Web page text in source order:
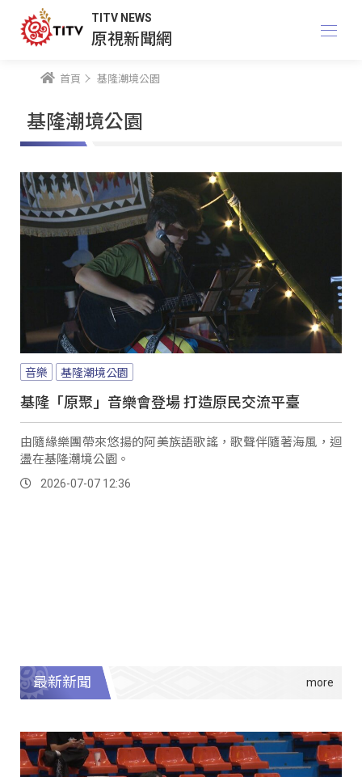
TITV NEWS
原視新聞網
首頁 基隆潮境公園
基隆潮境公園
音樂 基隆潮境公園
基隆「原聚」音樂會登場 打造原民交流平臺
由隨緣樂團帶來悠揚的阿美族語歌謠，歌聲伴隨著海風，迴
盪在基隆潮境公園。
2026-07-07 12:36
最新新聞